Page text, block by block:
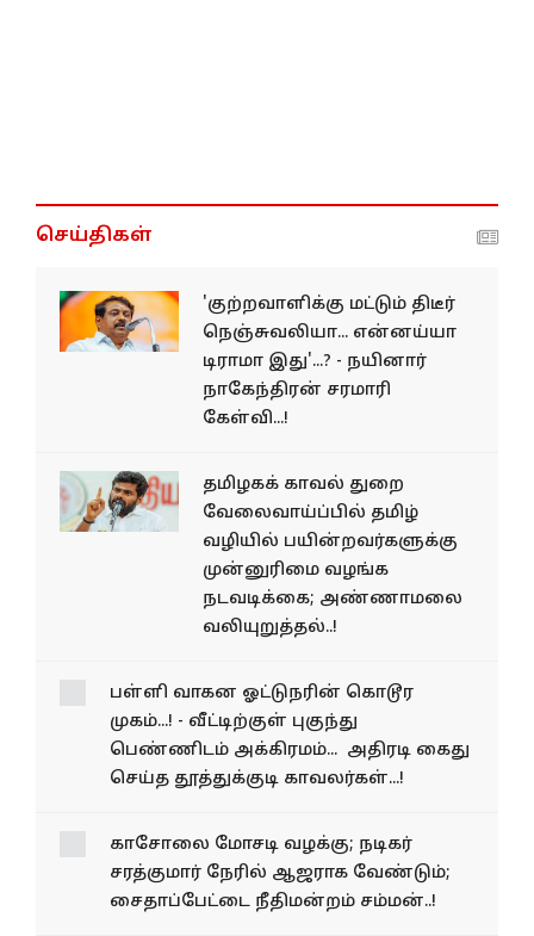
செய்திகள்
'குற்றவாளிக்கு மட்டும் திடீர்
நெஞ்சுவலியா... என்னய்யா
டிராமா இது'...? - நயினார்
நாகேந்திரன் சரமாரி
கேள்வி...!
தமிழகக் காவல் துறை
வேலைவாய்ப்பில் தமிழ்
வழியில் பயின்றவர்களுக்கு
முன்னுரிமை வழங்க
நடவடிக்கை; அண்ணாமலை
வலியுறுத்தல்..!
பள்ளி வாகன ஓட்டுநரின் கொடூர
முகம்...! - வீட்டிற்குள் புகுந்து
பெண்ணிடம் அக்கிரமம்... அதிரடி கைது
செய்த தூத்துக்குடி காவலர்கள்...!
காசோலை மோசடி வழக்கு; நடிகர்
சரத்குமார் நேரில் ஆஜராக வேண்டும்;
சைதாப்பேட்டை நீதிமன்றம் சம்மன்..!